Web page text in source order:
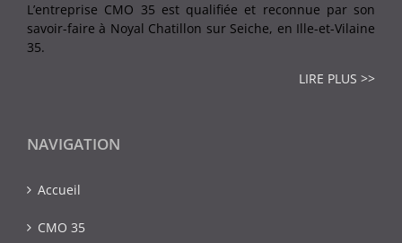
L’entreprise CMO 35 est qualifiée et reconnue par son
savoir-faire à Noyal Chatillon sur Seiche, en Ille-et-Vilaine
35.
LIRE PLUS >>
NAVIGATION
Accueil
CMO 35